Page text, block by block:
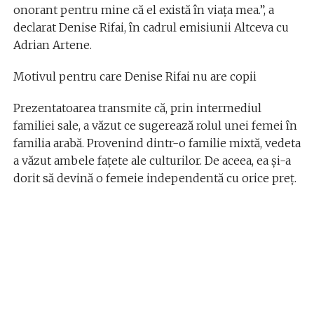
onorant pentru mine că el există în viața mea.”, a
declarat Denise Rifai, în cadrul emisiunii Altceva cu
Adrian Artene.
Motivul pentru care Denise Rifai nu are copii
Prezentatoarea transmite că, prin intermediul
familiei sale, a văzut ce sugerează rolul unei femei în
familia arabă. Provenind dintr-o familie mixtă, vedeta
a văzut ambele fațete ale culturilor. De aceea, ea și-a
dorit să devină o femeie independentă cu orice preț.